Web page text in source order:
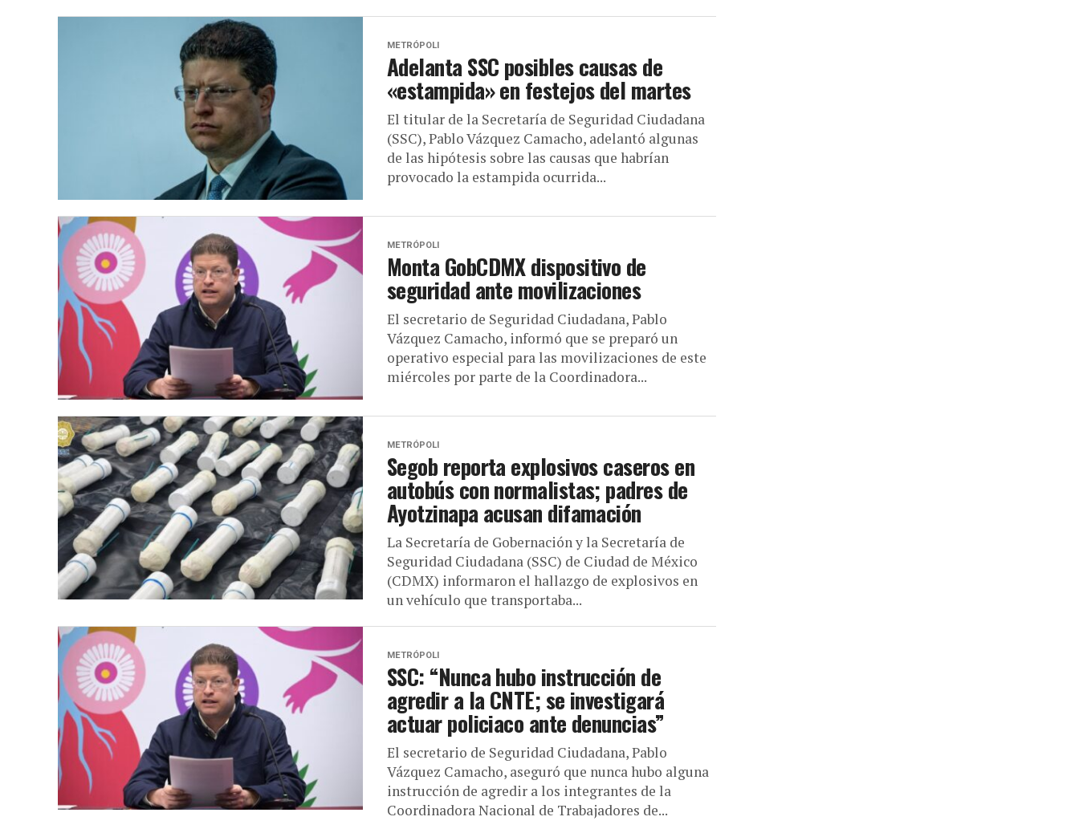
METRÓPOLI
Adelanta SSC posibles causas de
«estampida» en festejos del martes
El titular de la Secretaría de Seguridad Ciudadana
(SSC), Pablo Vázquez Camacho, adelantó algunas
de las hipótesis sobre las causas que habrían
provocado la estampida ocurrida...
METRÓPOLI
Monta GobCDMX dispositivo de
seguridad ante movilizaciones
El secretario de Seguridad Ciudadana, Pablo
Vázquez Camacho, informó que se preparó un
operativo especial para las movilizaciones de este
miércoles por parte de la Coordinadora...
METRÓPOLI
Segob reporta explosivos caseros en
autobús con normalistas; padres de
Ayotzinapa acusan difamación
La Secretaría de Gobernación y la Secretaría de
Seguridad Ciudadana (SSC) de Ciudad de México
(CDMX) informaron el hallazgo de explosivos en
un vehículo que transportaba...
METRÓPOLI
SSC: “Nunca hubo instrucción de
agredir a la CNTE; se investigará
actuar policiaco ante denuncias”
El secretario de Seguridad Ciudadana, Pablo
Vázquez Camacho, aseguró que nunca hubo alguna
instrucción de agredir a los integrantes de la
Coordinadora Nacional de Trabajadores de...